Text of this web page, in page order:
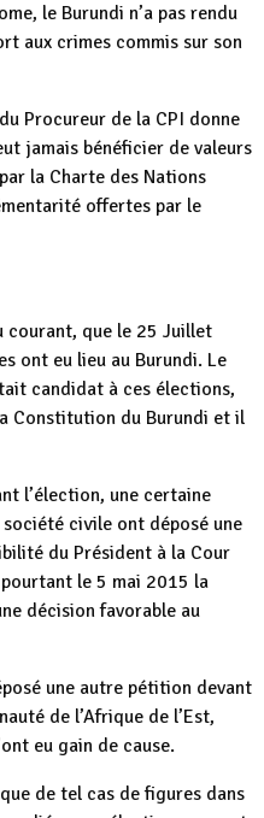
le Burundi n’a pas rendu
aux crimes commis sur son
Procureur de la CPI donne
jamais bénéficier de valeurs
la Charte des Nations
offertes par le
courant, que le 25 Juillet
ont eu lieu au Burundi. Le
candidat à ces élections,
Constitution du Burundi et il
l’élection, une certaine
civile ont déposé une
du Président à la Cour
le 5 mai 2015 la
décision favorable au
une autre pétition devant
de l’Afrique de l’Est,
eu gain de cause.
de tel cas de figures dans